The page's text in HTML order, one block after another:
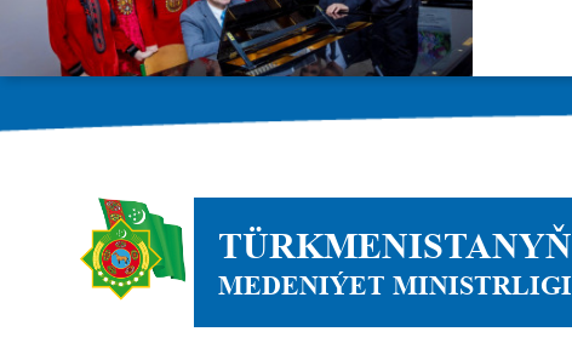
TÜRKMENISTANYŇ
MEDENIÝET MINISTRLIGI